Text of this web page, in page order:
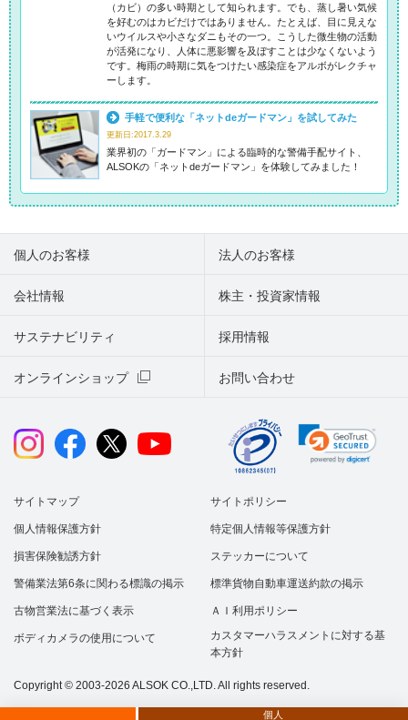
（カビ）の多い時期として知られます。でも、蒸し暑い気候
を好むのはカビだけではありません。たとえば、目に見えな
いウイルスや小さなダニもその一つ。こうした微生物の活動
が活発になり、人体に悪影響を及ぼすことは少なくないよう
です。梅雨の時期に気をつけたい感染症をアルボがレクチャ
ーします。
手軽で便利な「ネットdeガードマン」を試してみた
更新日:2017.3.29
業界初の「ガードマン」による臨時的な警備手配サイト、
ALSOKの「ネットdeガードマン」を体験してみました！
個人
個人のお客様 法人のお客様
会社情報 株主・投資家情報
サステナビリティ
オンラインショップ お問い合わせ
採用情報
サイトマップ サイトポリシー
個人情報保護方針 特定個人情報等保護方針
損害保険勧誘方針 ステッカーについて
警備業法第6条に関わる標識の掲示 標準貨物自動車運送約款の掲示
古物営業法に基づく表示 ＡＩ利用ポリシー
ボディカメラの使用について
カスタマーハラスメントに対する基
本方針
Copyright © 2003-2026 ALSOK CO.,LTD. All rights reserved.